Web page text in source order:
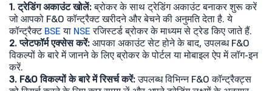
1. ट्रेडिंग अकाउंट खोलें:ब्रोकर के साथ ट्रेडिंग अकाउंट बनाकर शुरू करें
जो आपको F&O कॉन्ट्रैक्ट खरीदने और बेचने की अनुमति देता है. ये
कॉन्ट्रैक्ट BSEया NSEरजिस्टर्ड ब्रोकर के माध्यम से ट्रेड किए जाते हैं.
2. प्लेटफॉर्म एक्सेस करें: आपका अकाउंट सेट होने के बाद, उपलब्ध F&O
विकल्पों के बारे में जानने के लिए ब्रोकर के पोर्टल या मोबाइल ऐप में लॉग-इन
करें.
3. F&O विकल्पों के बारे में रिसर्च करें:उपलब्ध विभिन्न F&O कॉन्ट्रैक्ट्स